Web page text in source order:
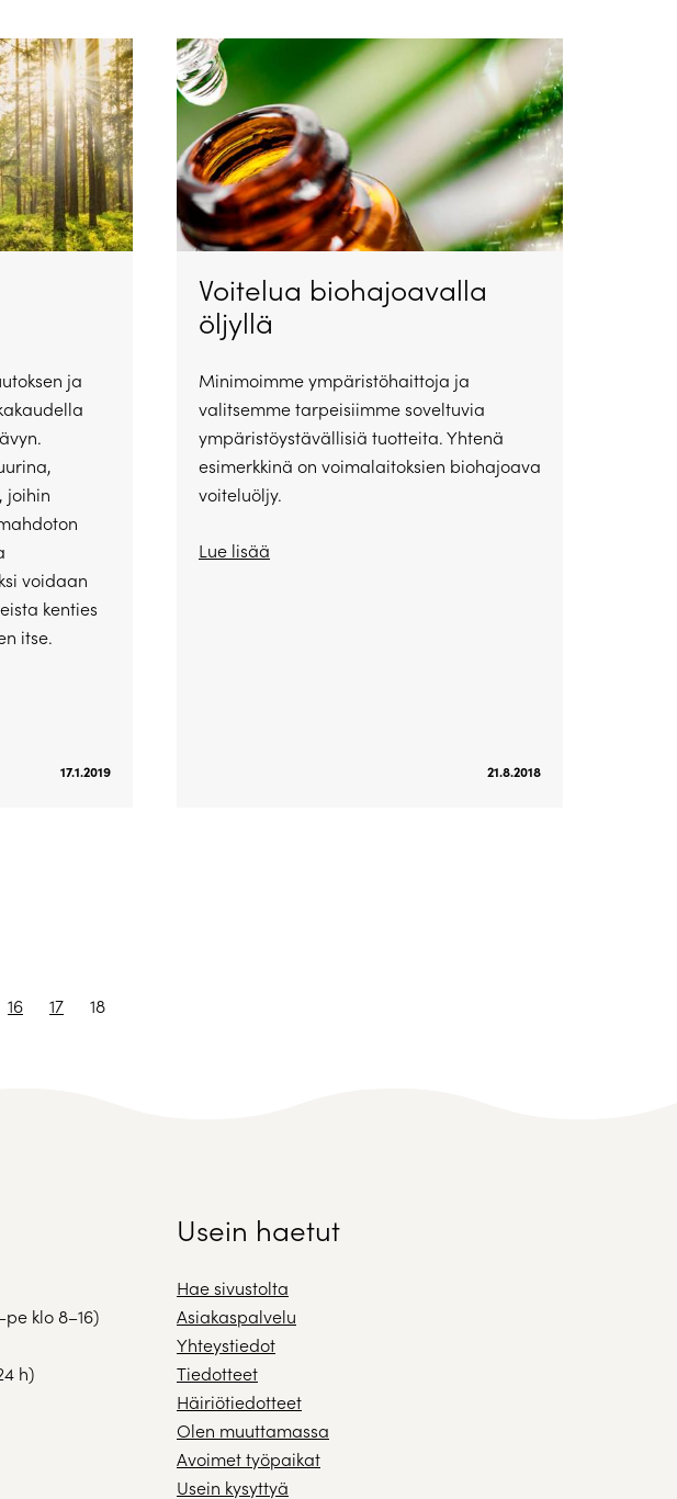
ja
joihin
voidaan
kenties
itse.
17.1.2019
Voitelua biohajoavalla
öljyllä
Minimoimme ympäristöhaittoja ja
valitsemme tarpeisiimme soveltuvia
ympäristöystävällisiä tuotteita. Yhtenä
esimerkkinä on voimalaitoksien biohajoava
voiteluöljy.
Lue lisää
21.8.2018
16 17 18
klo 8–16)
h)
Usein haetut
Hae sivustolta
Asiakaspalvelu
Yhteystiedot
Tiedotteet
Häiriötiedotteet
Olen muuttamassa
Avoimet työpaikat
Usein kysyttyä